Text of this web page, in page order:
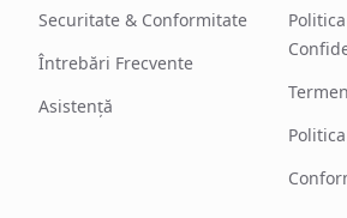
Securitate & Conformitate
Întrebări Frecvente
Asistență